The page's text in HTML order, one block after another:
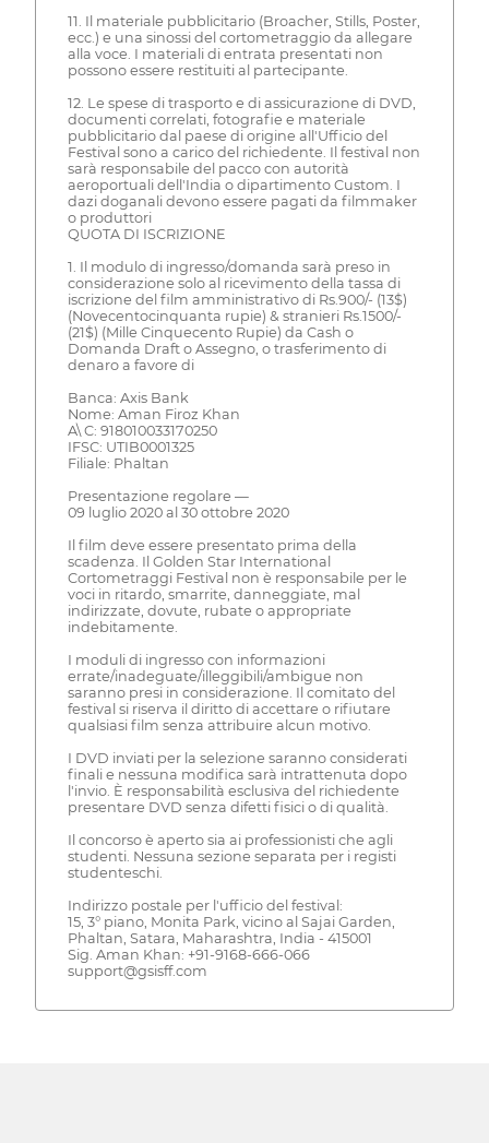
11. Il materiale pubblicitario (Broacher, Stills, Poster,
ecc.) e una sinossi del cortometraggio da allegare
alla voce. I materiali di entrata presentati non
possono essere restituiti al partecipante.
12. Le spese di trasporto e di assicurazione di DVD,
documenti correlati, fotografie e materiale
pubblicitario dal paese di origine all'Ufficio del
Festival sono a carico del richiedente. Il festival non
sarà responsabile del pacco con autorità
aeroportuali dell'India o dipartimento Custom. I
dazi doganali devono essere pagati da filmmaker
o produttori
QUOTA DI ISCRIZIONE
1. Il modulo di ingresso/domanda sarà preso in
considerazione solo al ricevimento della tassa di
iscrizione del film amministrativo di Rs.900/- (13$)
(Novecentocinquanta rupie) & stranieri Rs.1500/-
(21$) (Mille Cinquecento Rupie) da Cash o
Domanda Draft o Assegno, o trasferimento di
denaro a favore di
Banca: Axis Bank
Nome: Aman Firoz Khan
A\ C: 918010033170250
IFSC: UTIB0001325
Filiale: Phaltan
Presentazione regolare —
09 luglio 2020 al 30 ottobre 2020
Il film deve essere presentato prima della
scadenza. Il Golden Star International
Cortometraggi Festival non è responsabile per le
voci in ritardo, smarrite, danneggiate, mal
indirizzate, dovute, rubate o appropriate
indebitamente.
I moduli di ingresso con informazioni
errate/inadeguate/illeggibili/ambigue non
saranno presi in considerazione. Il comitato del
festival si riserva il diritto di accettare o rifiutare
qualsiasi film senza attribuire alcun motivo.
I DVD inviati per la selezione saranno considerati
finali e nessuna modifica sarà intrattenuta dopo
l'invio. È responsabilità esclusiva del richiedente
presentare DVD senza difetti fisici o di qualità.
Il concorso è aperto sia ai professionisti che agli
studenti. Nessuna sezione separata per i registi
studenteschi.
Indirizzo postale per l'ufficio del festival:
15, 3° piano, Monita Park, vicino al Sajai Garden,
Phaltan, Satara, Maharashtra, India - 415001
Sig. Aman Khan: +91-9168-666-066
support@gsisff.com